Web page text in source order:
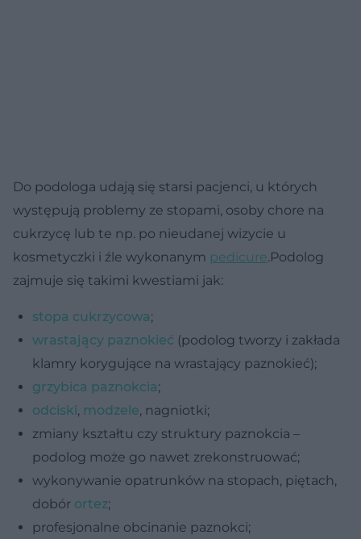
Do podologa udają się starsi pacjenci, u których
występują problemy ze stopami, osoby chore na
cukrzycę lub te np. po nieudanej wizycie u
kosmetyczki i źle wykonanym pedicure.Podolog
zajmuje się takimi kwestiami jak:
stopa cukrzycowa;
wrastający paznokieć (podolog tworzy i zakłada
klamry korygujące na wrastający paznokieć);
grzybica paznokcia;
odciski, modzele, nagniotki;
zmiany kształtu czy struktury paznokcia –
podolog może go nawet zrekonstruować;
wykonywanie opatrunków na stopach, piętach,
dobór ortez;
profesjonalne obcinanie paznokci;